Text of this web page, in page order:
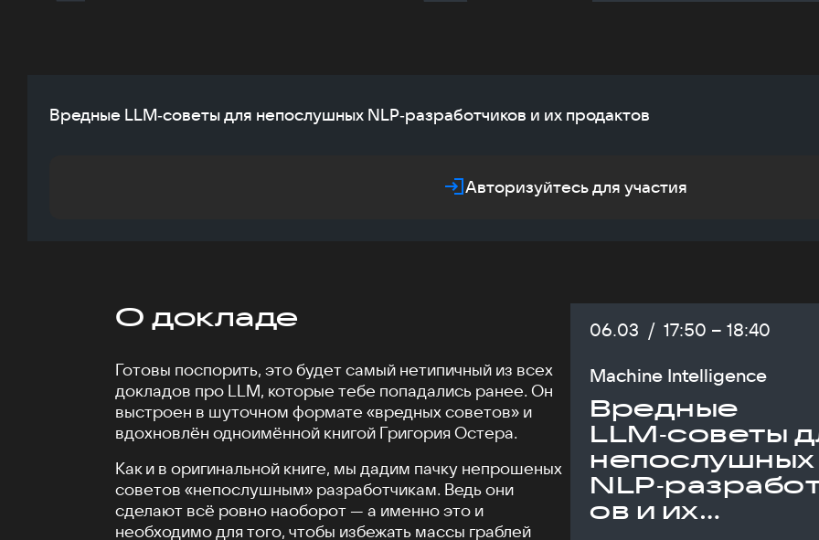
Вредные LLM‑советы для непослушных NLP‑разработчиков и их продактов
Авторизуйтесь для участия
О докладе
Готовы поспорить, это будет самый нетипичный из всех
докладов про LLM, которые тебе попадались ранее. Он
выстроен в шуточном формате «вредных советов» и
вдохновлён одноимённой книгой Григория Остера.
Как и в оригинальной книге, мы дадим пачку непрошеных
советов «непослушным» разработчикам. Ведь они
сделают всё ровно наоборот — а именно это и
необходимо для того, чтобы избежать массы граблей
Дата:
06.03 / Начало:
17:50 – Конец:
18:40
Machine Intelligence
Вредные
LLM‑советы
непослушных
ов и их